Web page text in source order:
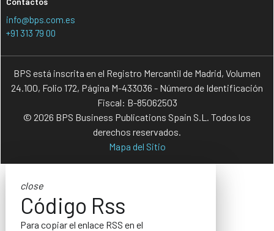
info@bps.com.es
+91 313 79 00
BPS está inscrita en el Registro Mercantil de Madrid, Volumen
24.100, Folio 172, Página M-433036 - Número de Identificación
Fiscal: B-85062503
© 2026 BPS Business Publications Spain S.L. Todos los
derechos reservados.
Mapa del Sitio
close
Código Rss
Para copiar el enlace RSS en el